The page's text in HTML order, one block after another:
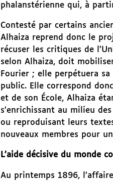
phalanstérienne qui, à
Contesté par certains
Alhaiza reprend donc le
récuser les critiques de
selon Alhaiza, doit
Fourier ; elle perpétuera
public. Elle correspond
et de son École, Alhaiza
s’enrichissant au milieu
ou reproduisant leurs
nouveaux membres pour
L’aide décisive du monde
Au printemps 1896,